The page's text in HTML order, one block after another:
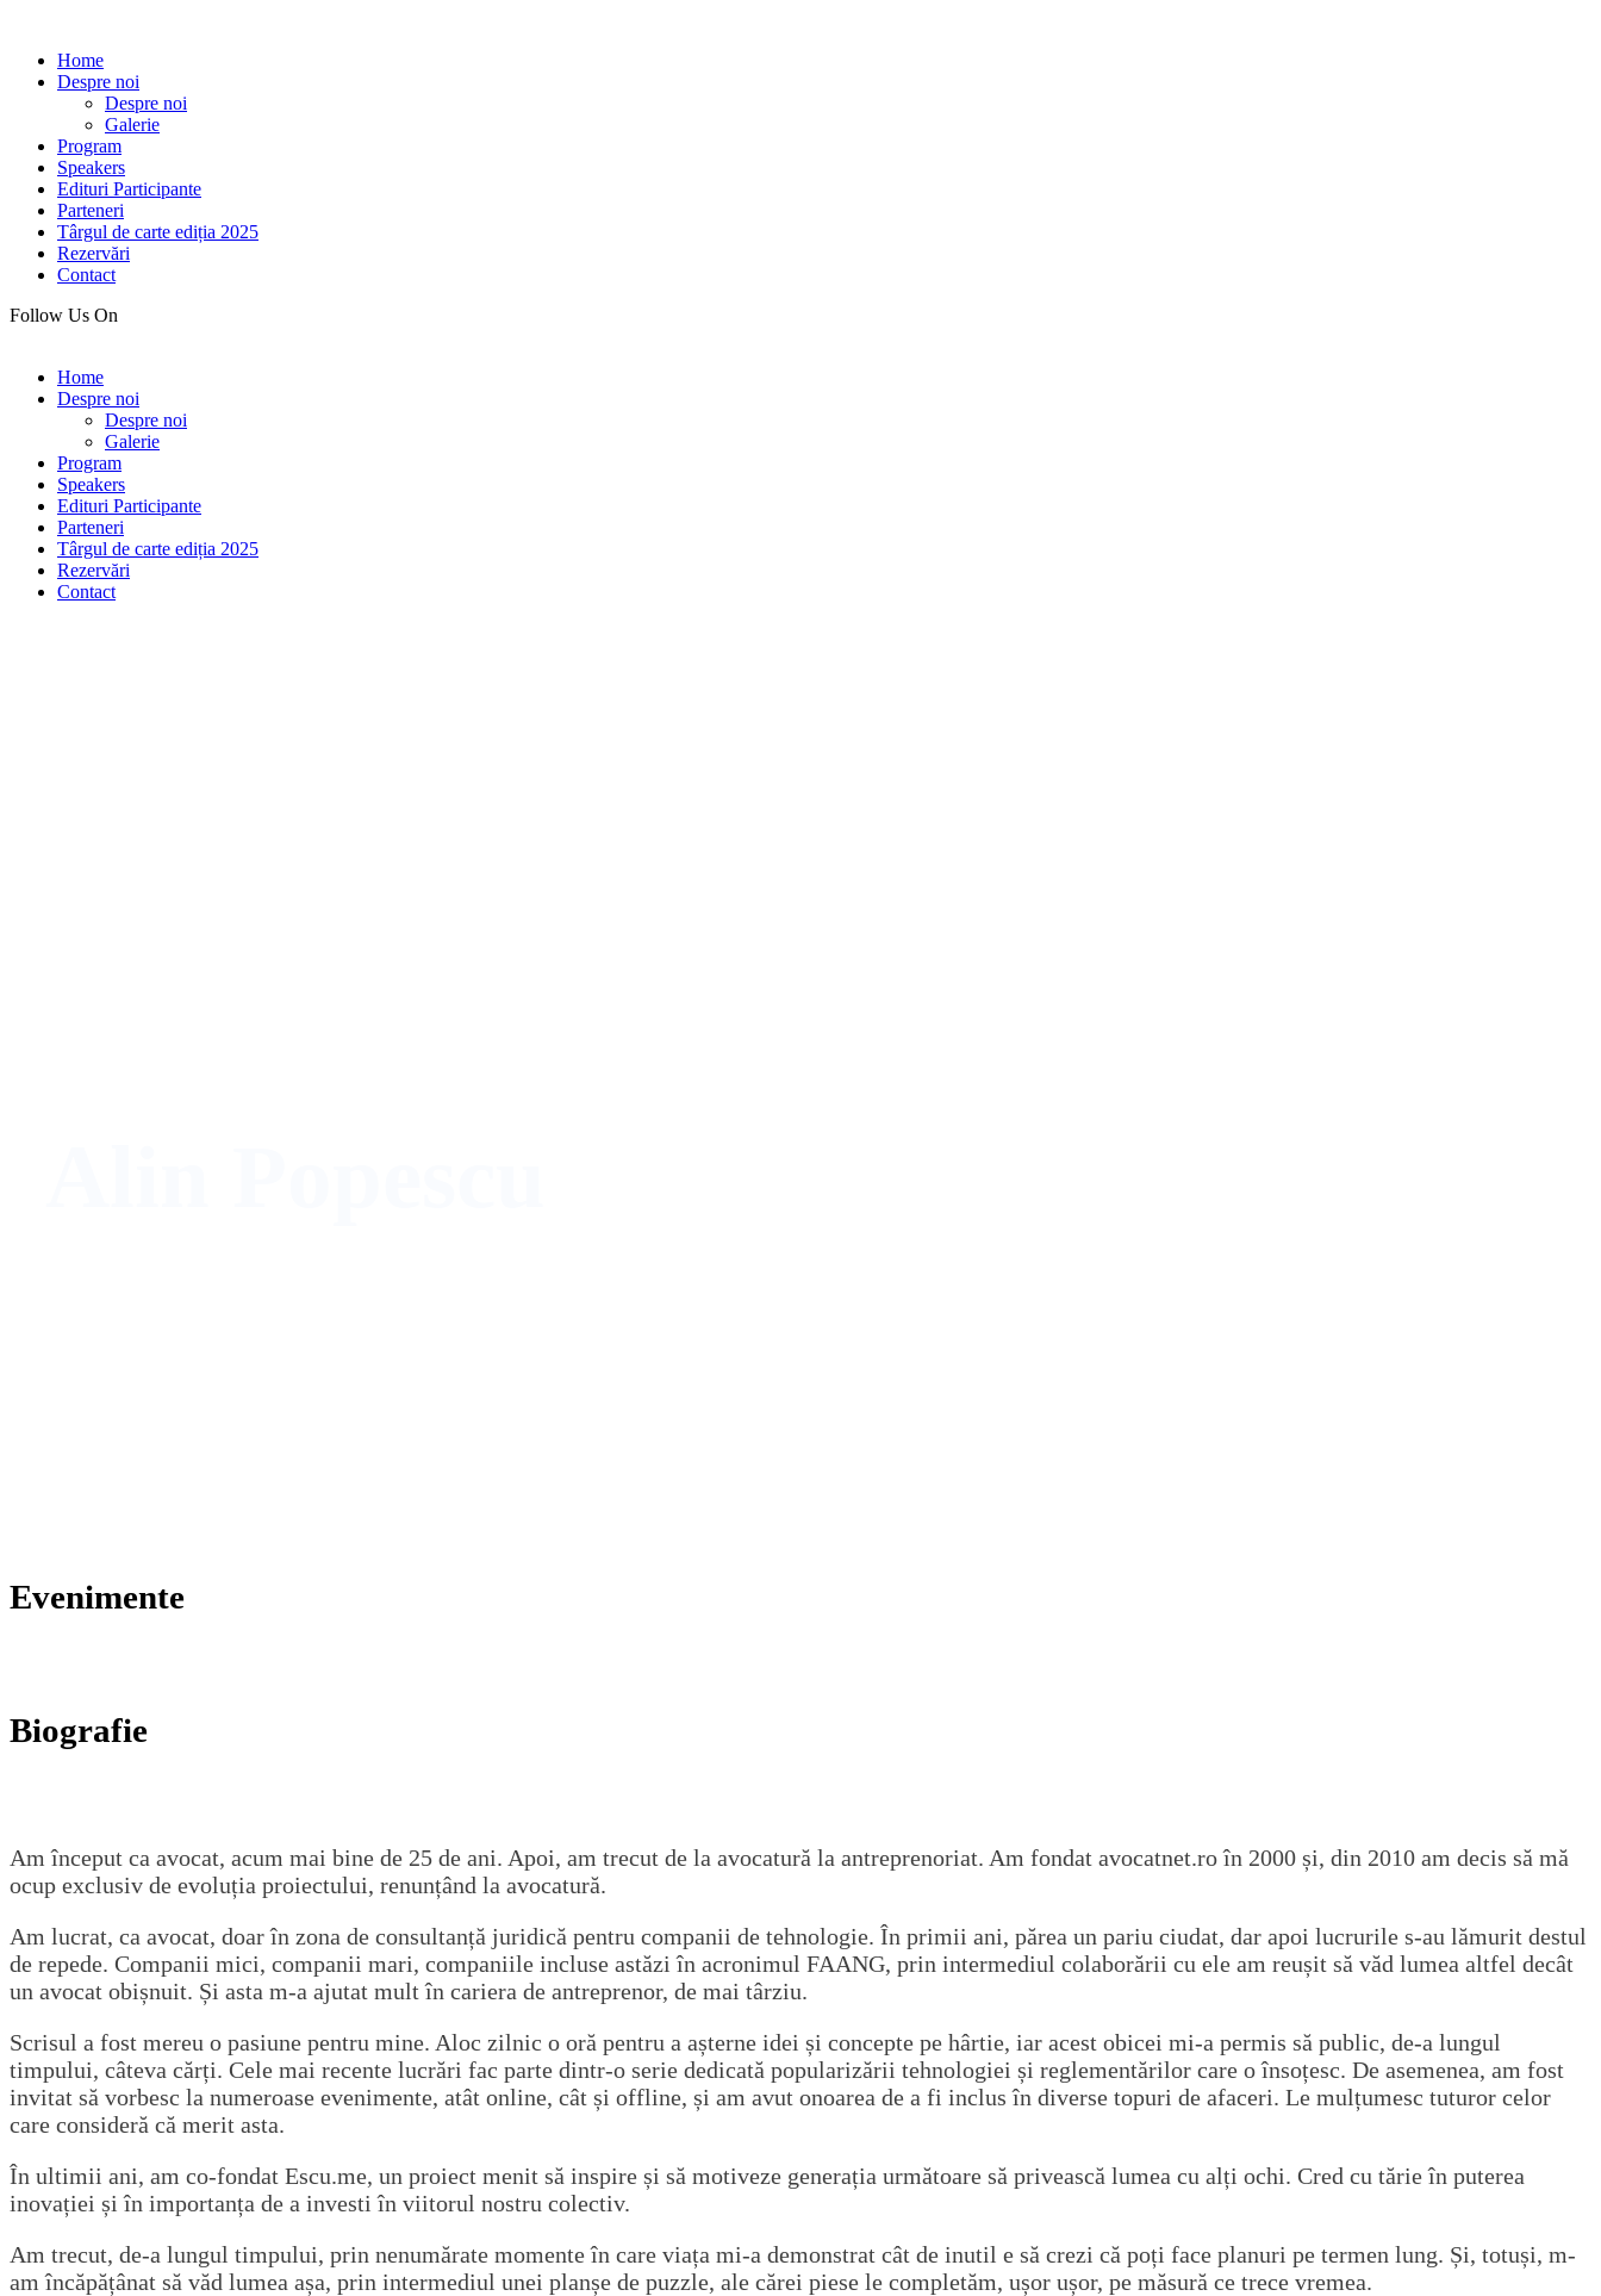
Home
Despre noi
Despre noi
Galerie
Program
Speakers
Edituri Participante
Parteneri
Târgul de carte ediția 2025
Rezervări
Contact
Follow Us On
Home
Despre noi
Despre noi
Galerie
Program
Speakers
Edituri Participante
Parteneri
Târgul de carte ediția 2025
Rezervări
Contact
Evenimente
Biografie
Am început ca avocat, acum mai bine de 25 de ani. Apoi, am trecut de la avocatură la antreprenoriat. Am fondat avocatnet.ro în 2000 și, din 2010 am decis să mă
ocup exclusiv de evoluția proiectului, renunțând la avocatură.
Am lucrat, ca avocat, doar în zona de consultanță juridică pentru companii de tehnologie. În primii ani, părea un pariu ciudat, dar apoi lucrurile s-au lămurit destul
de repede. Companii mici, companii mari, companiile incluse astăzi în acronimul FAANG, prin intermediul colaborării cu ele am reușit să văd lumea altfel decât
un avocat obișnuit. Și asta m-a ajutat mult în cariera de antreprenor, de mai târziu.
Scrisul a fost mereu o pasiune pentru mine. Aloc zilnic o oră pentru a așterne idei și concepte pe hârtie, iar acest obicei mi-a permis să public, de-a lungul
timpului, câteva cărți. Cele mai recente lucrări fac parte dintr-o serie dedicată popularizării tehnologiei și reglementărilor care o însoțesc. De asemenea, am fost
invitat să vorbesc la numeroase evenimente, atât online, cât și offline, și am avut onoarea de a fi inclus în diverse topuri de afaceri. Le mulțumesc tuturor celor
care consideră că merit asta.
În ultimii ani, am co-fondat Escu.me, un proiect menit să inspire și să motiveze generația următoare să privească lumea cu alți ochi. Cred cu tărie în puterea
inovației și în importanța de a investi în viitorul nostru colectiv.
Am trecut, de-a lungul timpului, prin nenumărate momente în care viața mi-a demonstrat cât de inutil e să crezi că poți face planuri pe termen lung. Și, totuși, m-
am încăpățânat să văd lumea așa, prin intermediul unei planșe de puzzle, ale cărei piese le completăm, ușor ușor, pe măsură ce trece vremea.